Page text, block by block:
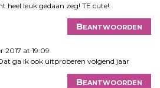
heel leuk gedaan zeg! TE cute!
Beantwoorden
2017 at 19:09
ga ik ook uitproberen volgend jaar
Beantwoorden